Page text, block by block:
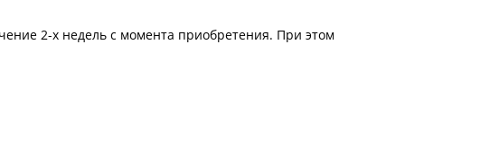
2-х недель с момента приобретения. При этом